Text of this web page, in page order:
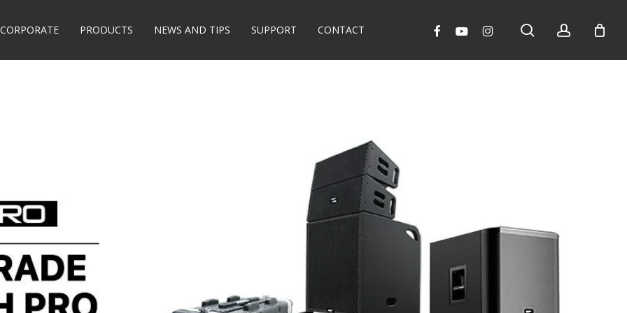
CORPORATE PRODUCTS NEWS AND TIPS SUPPORT CONTACT facebookyoutubeinstagram search account